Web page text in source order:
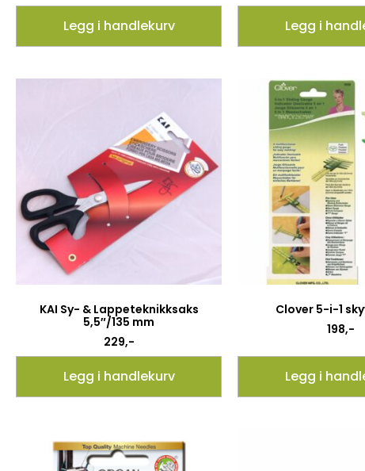
Legg i handlekurv Legg i
KAI Sy- & Lappeteknikksaks
5,5″/135 mm
229,-
Legg i handlekurv
Clover 5-i-1
198,-
Legg i